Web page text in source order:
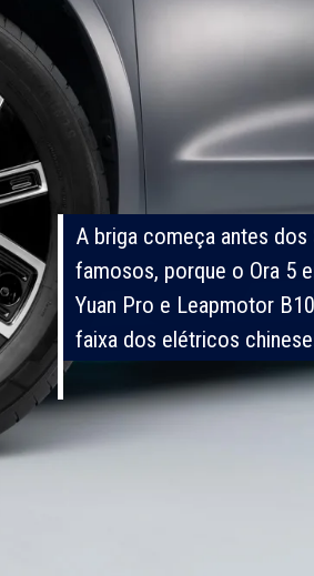
A briga começa antes dos
famosos, porque o Ora 5
Yuan Pro e Leapmotor
faixa dos elétricos
A briga começa antes dos
famosos, porque o Ora 5
Yuan Pro e Leapmotor
faixa dos elétricos